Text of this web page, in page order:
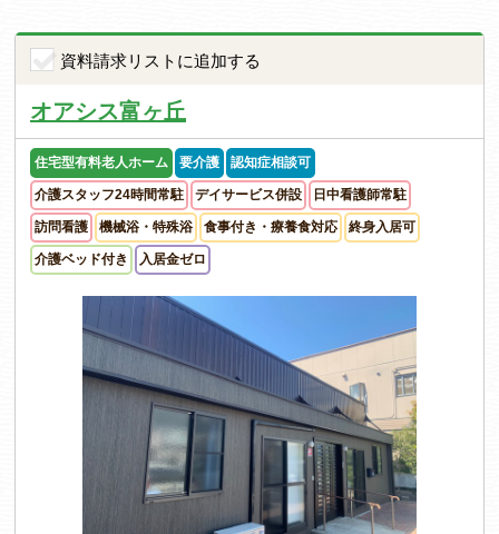
資料請求リストに追加する
オアシス富ヶ丘
住宅型有料老人ホーム 要介護 認知症相談可
介護スタッフ24時間常駐 デイサービス併設 日中看護師常駐
訪問看護 機械浴・特殊浴 食事付き・療養食対応 終身入居可
介護ベッド付き 入居金ゼロ